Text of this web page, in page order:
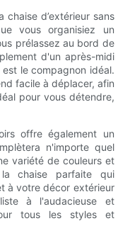
chaise d’extérieur sans
vous organisiez un
prélassez au bord de
d'un après-midi
le compagnon idéal.
facile à déplacer, afin
pour vous détendre,
offre également un
n'importe quel
variété de couleurs et
chaise parfaite qui
à votre décor extérieur
à l'audacieuse et
tous les styles et